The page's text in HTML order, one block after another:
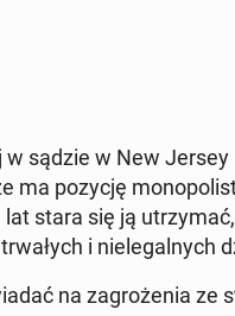
w sądzie w New Jersey
ma pozycję
stara się ją
i nie­le­gal­nych
na za­gro­że­nia ze